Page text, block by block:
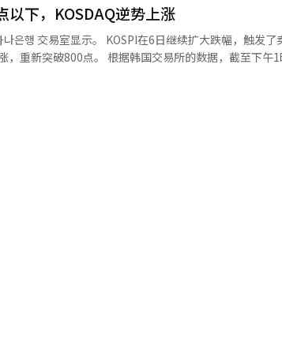
（0.98%）、利诺工业（0.60%）、HLB（0.57%）
）和元益IPS（-5.22%）则出现下跌。 代信证券研究
减弱，导致半导体行业大幅下跌，主导了指数的疲软
气分别下跌11.26%和9.88%，半导体相关股票普遍受
中表现出明显的疲软。”美国的闪迪和西部数据在业绩
的投资情绪。 尽管这两家公司均发布了超出市
高期望。由于人工智能（AI）需求和内存价格上涨的预
·谭表示，“投资者开始
下，KOSDAQ逆势上涨
续扩大跌幅，触发了卖出侧卡，
所的数据，截至下午1时20分，
点。当天指数以6478.75点开盘，跌幅扩大。上